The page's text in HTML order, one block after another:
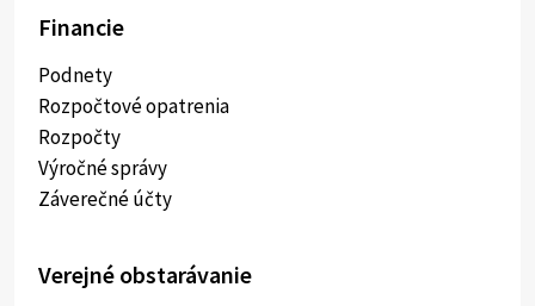
Financie
Podnety
Rozpočtové opatrenia
Rozpočty
Výročné správy
Záverečné účty
Verejné obstarávanie